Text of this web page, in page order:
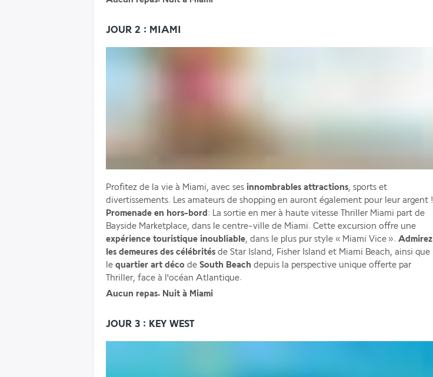
JOUR 2 : MIAMI
Profitez de la vie à Miami, avec ses innombrables attractions, sports et
Promenade en hors-bord : La sortie en mer à haute vitesse Thriller Miami part de
expérience touristique inoubliable, dans le plus pur style « Miami Vice ». Admirez
les demeures des célébrités de Star Island, Fisher Island et Miami Beach, ainsi que
le quartier art déco de South Beach depuis la perspective unique offerte par
Thriller, face à l'océan Atlantique.
Aucun repas. Nuit à Miami
JOUR 3 : KEY WEST